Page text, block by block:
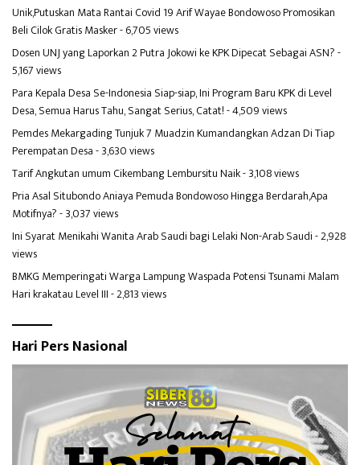
Unik,Putuskan Mata Rantai Covid 19 Arif Wayae Bondowoso Promosikan
Beli Cilok Gratis Masker- 6,705 views
Dosen UNJ yang Laporkan 2 Putra Jokowi ke KPK Dipecat Sebagai ASN?-
5,167 views
Para Kepala Desa Se-Indonesia Siap-siap, Ini Program Baru KPK di Level
Desa, Semua Harus Tahu, Sangat Serius, Catat!- 4,509 views
Pemdes Mekargading Tunjuk 7 Muadzin Kumandangkan Adzan Di Tiap
Perempatan Desa- 3,630 views
Tarif Angkutan umum Cikembang Lembursitu Naik- 3,108 views
Pria Asal Situbondo Aniaya Pemuda Bondowoso Hingga Berdarah,Apa
Motifnya?- 3,037 views
Ini Syarat Menikahi Wanita Arab Saudi bagi Lelaki Non-Arab Saudi- 2,928
views
BMKG Memperingati Warga Lampung Waspada Potensi Tsunami Malam
Hari krakatau Level III- 2,813 views
Hari Pers Nasional